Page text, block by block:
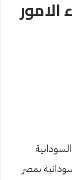
الامور
بمصر